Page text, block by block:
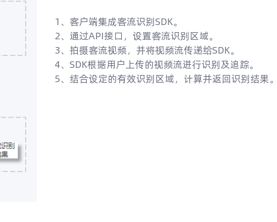
1、客户端集成客流识别SDK。
2、通过API接口，设置客流识别区域。
3、拍摄客流视频，并将视频流传递给SDK。
4、SDK根据用户上传的视频流进行识别及追踪。
5、结合设定的有效识别区域，计算并返回识别结果。